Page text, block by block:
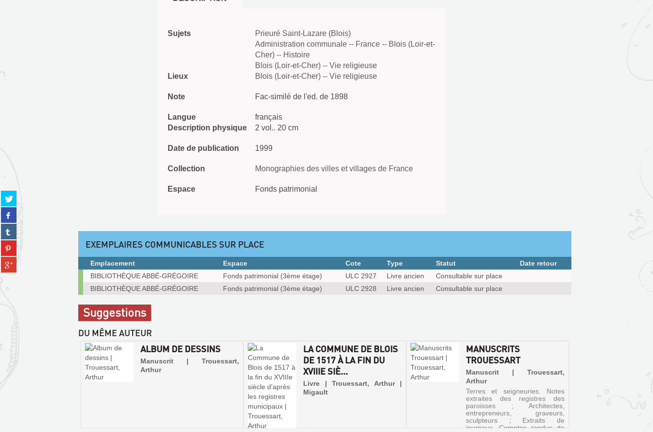
Partager
sur
twitter
(Nouvelle
fenêtre)
Partager
sur
facebook
(Nouvelle
fenêtre)
Partager
sur
tumblr
(Nouvelle
fenêtre)
Partager
sur
pinterest
(Nouvelle
Partager
sur
Sujets
Prieuré Saint-Lazare (Blois)
Administration communale -- France -- Blois (Loir-et-
Cher) -- Histoire
Blois (Loir-et-Cher) -- Vie religieuse
Lieux
Blois (Loir-et-Cher) -- Vie religieuse
Note Fac-similé de l'ed. de 1898
Langue
français
Description physique
2 vol.. 20 cm
Date de publication 1999
Collection Monographies des villes et villages de France
Espace Fonds patrimonial
EXEMPLAIRES COMMUNICABLES SUR PLACE
Exemplaires
communicables
sur
place
Emplacement Espace Cote Type Statut
Date retour
BIBLIOTHÈQUE ABBÉ-GRÉGOIRE
Fonds patrimonial (3ème étage) ULC 2927 Livre ancien
Consultable sur place
BIBLIOTHÈQUE ABBÉ-GRÉGOIRE
Fonds patrimonial (3ème étage) ULC 2928 Livre ancien Consultable sur place
Suggestions
DU MÊME AUTEUR
LA COMMUNE DE BLOIS
DE 1517 À LA FIN DU
XVIIIE SIÈ...
Livre | Trouessart, Arthur |
Migault
MANUSCRITS
TROUESSART
Manuscrit | Trouessart,
Arthur
Terres et seigneuries. Notes
extraites des registres des
paroisses ; Architectes,
entrepreneurs, graveurs,
sculpteurs ; Extraits de
journaux. Comptes rendus de
ALBUM DE DESSINS
Manuscrit | Trouessart,
Arthur